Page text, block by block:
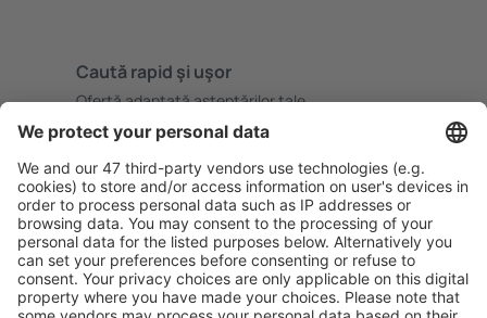
Caută rapid şi uşor
Ofertă adaptată aşteptărilor tale.
Planifică ȋn siguranţă
Rezervare fără griji cu opțiune gratuită de anulare.
Economiseşte mai mult
Prețuri atractive și oferte speciale pentru utilizatorii
conectați.